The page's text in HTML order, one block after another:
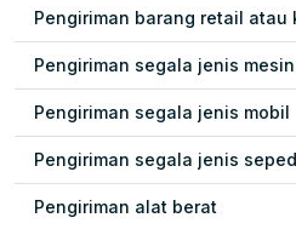
Pengiriman barang retail atau
Pengiriman segala jenis
Pengiriman segala jenis mobil
Pengiriman segala jenis
Pengiriman alat berat